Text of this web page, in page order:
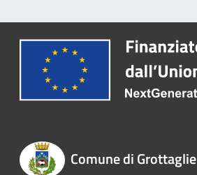
Comune di Grottaglie